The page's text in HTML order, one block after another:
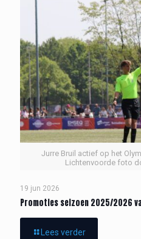
Jurre Bruil actief op het
Lichtenvoorde foto
19 jun 2026
Promoties seizoen 2025/2026
Lees verder